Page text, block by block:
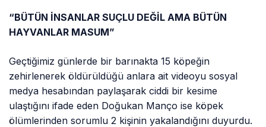
“BÜTÜN İNSANLAR SUÇLU DEĞİL AMA BÜTÜN
HAYVANLAR MASUM”
Geçtiğimiz günlerde bir barınakta 15 köpeğin
zehirlenerek öldürüldüğü anlara ait videoyu sosyal
medya hesabından paylaşarak ciddi bir kesime
ulaştığını ifade eden Doğukan Manço ise köpek
ölümlerinden sorumlu 2 kişinin yakalandığını duyurdu.